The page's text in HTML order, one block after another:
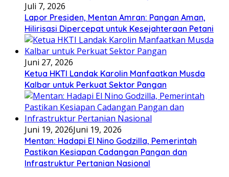
Juli 7, 2026
Lapor Presiden, Mentan Amran: Pangan Aman,
Hilirisasi Dipercepat untuk Kesejahteraan Petani
Juni 27, 2026
Ketua HKTI Landak Karolin Manfaatkan Musda
Kalbar untuk Perkuat Sektor Pangan
Juni 19, 2026Juni 19, 2026
Mentan: Hadapi El Nino Godzilla, Pemerintah
Pastikan Kesiapan Cadangan Pangan dan
Infrastruktur Pertanian Nasional